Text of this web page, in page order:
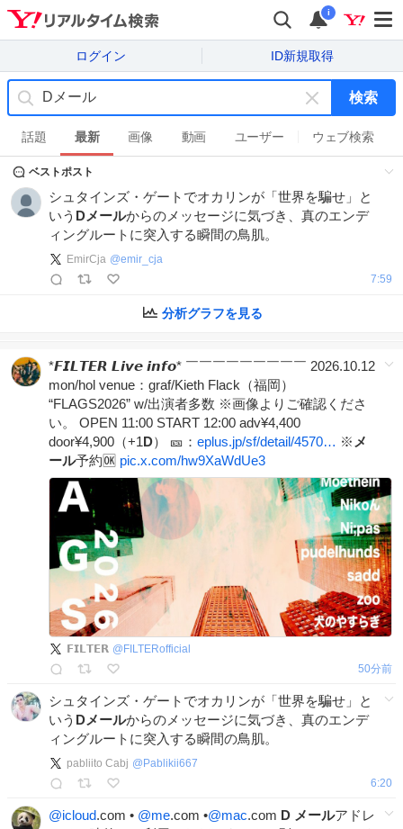
i
ログイン ID新規取得
キ
ー
ワ
ド
を
検索
話題 最新 画像 動画 ユーザー ウェブ検索
ベストポスト
シュタインズ・ゲートでオカリンが「世界を騙せ」と
いう Dメールからのメッセージに気づき、真のエンデ
ィングルートに突入する瞬間の鳥肌。
EmirCja @emir_cja
7:59
分析グラフを見る
*𝙁𝙄𝙇𝙏𝙀𝙍 𝙇𝙞𝙫𝙚 𝙞𝙣𝙛𝙤* ￣￣￣￣￣￣￣￣￣ 2026.10.12
mon/hol venue：graf/Kieth Flack（福岡）
“FLAGS2026” w/出演者多数 ※画像よりご確認くださ
い。 OPEN 11:00 START 12:00 adv¥4,400
door¥4,900（+1D） 🎫： eplus.jp/sf/detail/4570… ※ メ
ール予約🆗 pic.x.com/hw9XaWdUe3
𝗙𝗜𝗟𝗧𝗘𝗥 @ FILTERofficial
50分前
シュタインズ・ゲートでオカリンが「世界を騙せ」と
いう Dメールからのメッセージに気づき、真のエンデ
ィングルートに突入する瞬間の鳥肌。
pabliito Cabj @ Pablikii667
6:20
@icloud.com • @me.com •@mac.com D メールアドレ